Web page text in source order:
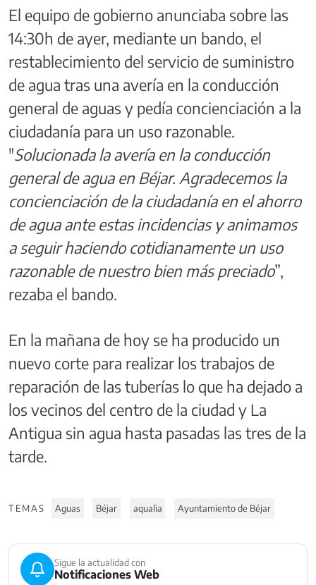
El equipo de gobierno anunciaba sobre las
14:30h de ayer, mediante un bando, el
restablecimiento del servicio de suministro
de agua tras una avería en la conducción
general de aguas y pedía concienciación a la
ciudadanía para un uso razonable.
"Solucionada la avería en la conducción
general de agua en Béjar. Agradecemos la
concienciación de la ciudadanía en el ahorro
de agua ante estas incidencias y animamos
a seguir haciendo cotidianamente un uso
razonable de nuestro bien más preciado”,
rezaba el bando.
En la mañana de hoy se ha producido un
nuevo corte para realizar los trabajos de
reparación de las tuberías lo que ha dejado a
los vecinos del centro de la ciudad y La
Antigua sin agua hasta pasadas las tres de la
tarde.
TEMAS Aguas Béjar aqualia Ayuntamiento de Béjar
Sigue la actualidad con
Notificaciones Web